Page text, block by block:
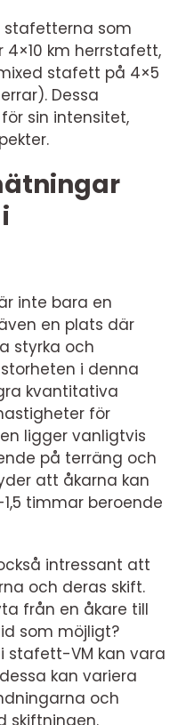
stafetterna som
km herrstafett,
stafett på 4×5
Dessa
sin intensitet,
inte bara en
en plats där
styrka och
i denna
kvantitativa
för
ligger vanligtvis
på terräng och
att åkarna kan
timmar beroende
intressant att
och deras skift.
från en åkare till
som möjligt?
stafett-VM kan vara
kan variera
och
skiftningen.